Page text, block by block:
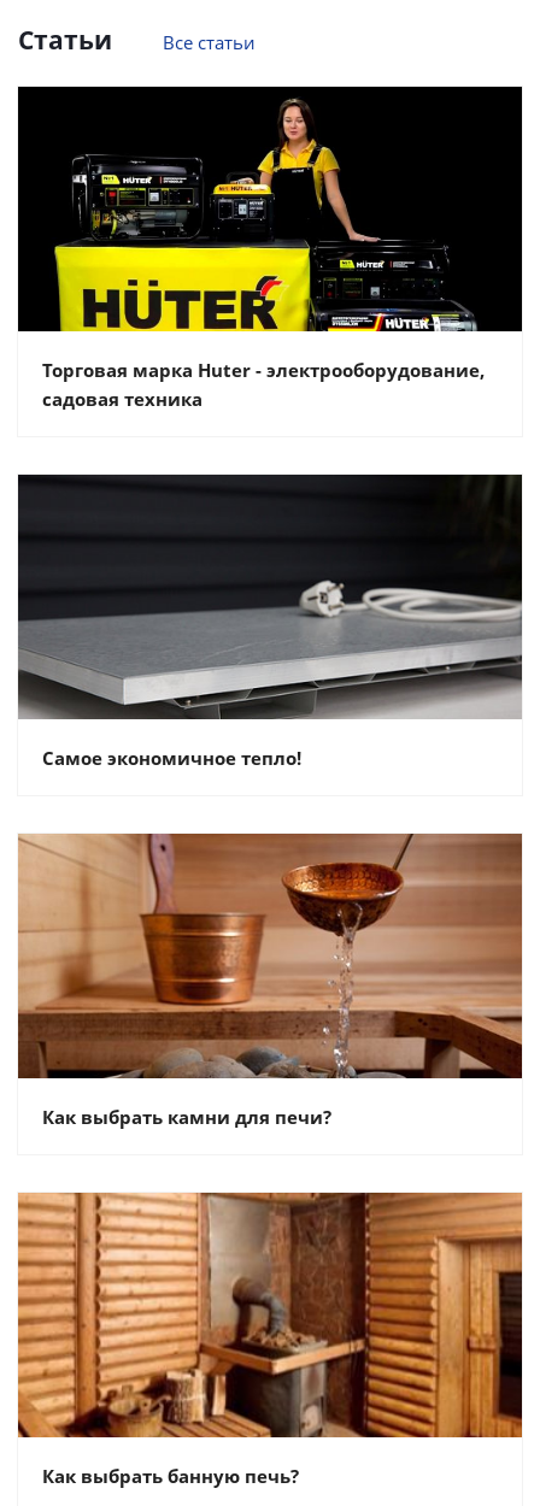
Статьи Все статьи
Торговая марка Huter - электрооборудование,
садовая техника
Самое экономичное тепло!
Как выбрать камни для печи?
Как выбрать банную печь?